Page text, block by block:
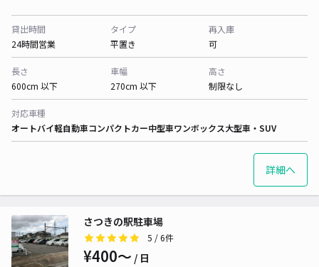
貸出時間
24時間営業
タイプ
平置き
再入庫
可
長さ
600cm 以下
車幅
270cm 以下
高さ
制限なし
対応車種
オートバイ軽自動車コンパクトカー中型車ワンボックス大型車・SUV
詳細へ
さつきの駅駐車場
5 / 6件
¥400〜 / 日